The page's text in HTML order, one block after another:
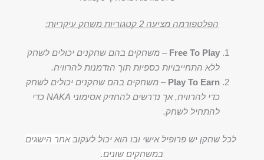
הפלטפורמה מציעה 2 קטגוריות משחק עיקריות:
Free To Play
– משחקים בהם שחקנים יכולים לשחק
ללא התחייבויות כספיות תוך הזדמנות להרוויח.
Play To Earn
– משחקים בהם שחקנים יכולים לשחק
כדי להרוויח, אך נדרשים להחזיק אסימוני NAKA כדי
להתחיל לשחק.
לכל שחקן יש פרופיל אישי ובו הוא יכול לעקובאחר הישגים
במשחקים שונים.